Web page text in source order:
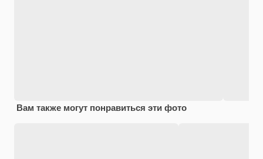
Вам также могут понравиться эти фото